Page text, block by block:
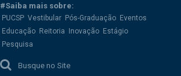
#Saiba mais sobre:
PUCSP Vestibular Pós-Graduação Eventos
Educação Reitoria Inovação Estágio
Pesquisa
Busque no Site